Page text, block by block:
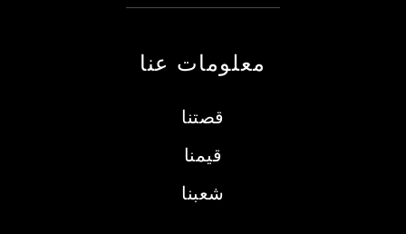
معلومات عنا
قصتنا
قيمنا
شعبنا